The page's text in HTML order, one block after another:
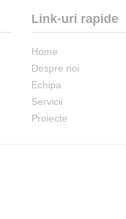
Link-uri rapide
Home
Despre noi
Echipa
Servicii
Proiecte